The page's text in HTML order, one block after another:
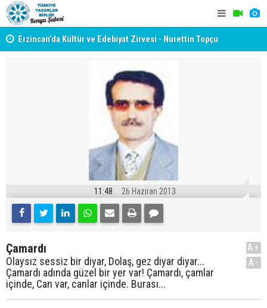
Erzincan’da Kültür ve Edebiyat Zirvesi - Nurettin Topçu
11:48 26 Haziran 2013
Çamardı
Olaysız sessiz bir diyar, Dolaş, gez diyar diyar...
Çamardı adında güzel bir yer var! Çamardı, çamlar
içinde, Can var, canlar içinde. Burası...
A+
A-